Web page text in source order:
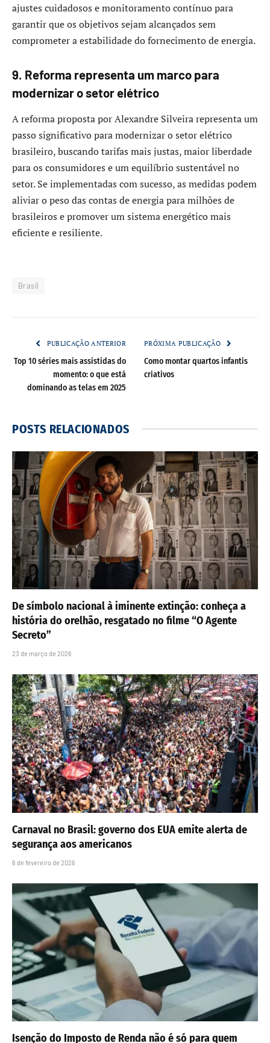
ajustes cuidadosos e monitoramento contínuo para
garantir que os objetivos sejam alcançados sem
comprometer a estabilidade do fornecimento de energia.​
9. Reforma representa um marco para
modernizar o setorelétrico
A reforma proposta por Alexandre Silveira representa um
passo significativo para modernizar o setor elétrico
brasileiro, buscando tarifas mais justas, maior liberdade
para os consumidores e um equilíbrio sustentável no
setor. Se implementadas com sucesso, as medidas podem
aliviar o peso das contas de energia para milhões de
brasileiros e promover um sistema energético mais
eficiente e resiliente.
Brasil
PUBLICAÇÃO ANTERIOR
Top 10 séries mais assistidas do
momento: o que está
dominando as telas em 2025​
PRÓXIMA PUBLICAÇÃO
Como montar quartos infantis
criativos
POSTS RELACIONADOS
De símbolo nacional à iminente extinção: conheça a
história do orelhão, resgatado no filme “O Agente
Secreto”
23 de março de 2026
Carnaval no Brasil: governo dos EUA emite alerta de
segurança aos americanos
6 de fevereiro de 2026
Isenção do Imposto de Renda não é só para quem